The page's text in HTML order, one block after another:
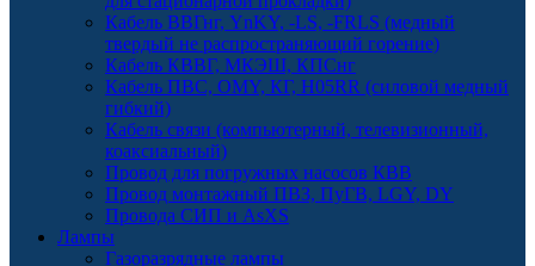
Кабель ВВГнг, YnKY, -LS, -FRLS (медный
твердый не распространяющий горение)
Кабель КВВГ, МКЭШ, КПСнг
Кабель ПВС, OMY, КГ, H05RR (силовой медный
гибкий)
Кабель связи (компьютерный, телевизионный,
коаксиальный)
Провод для погружных насосов КВВ
Провод монтажный ПВЗ, ПуГВ, LGY, DY
Провода СИП и AsXS
Лампы
Газоразрядные лампы